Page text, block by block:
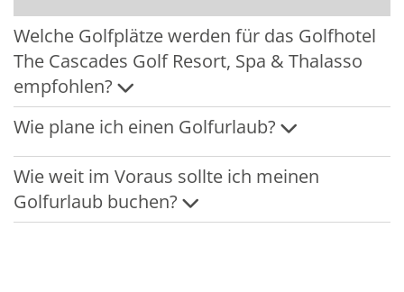
Welche Golfplätze werden für das Golfhotel
The Cascades Golf Resort, Spa & Thalasso
empfohlen?
Wie plane ich einen Golfurlaub?
Wie weit im Voraus sollte ich meinen
Golfurlaub buchen?